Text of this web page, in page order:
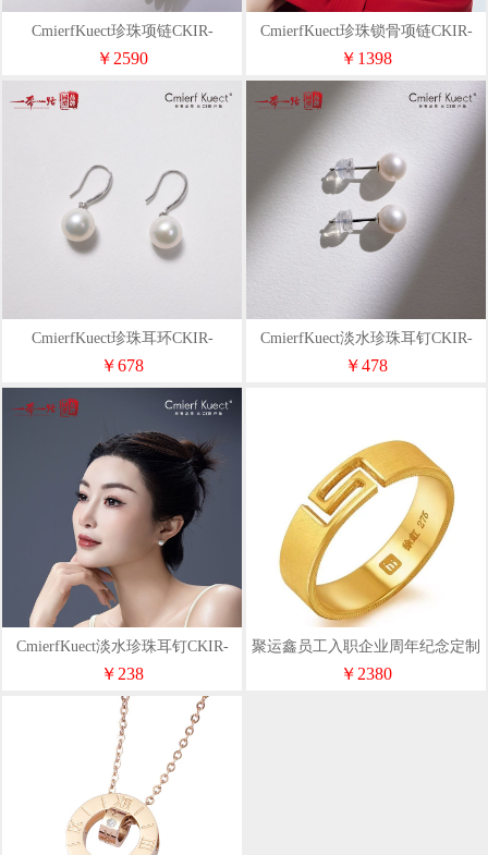
CmierfKuect珍珠项链CKIR-
Z92521
￥2590
CmierfKuect珍珠锁骨项链CKIR-
Z92523
￥1398
CmierfKuect珍珠耳环CKIR-
Z92513
￥678
CmierfKuect淡水珍珠耳钉CKIR-
Z92512
￥478
CmierfKuect淡水珍珠耳钉CKIR-
Z92511
￥238
聚运鑫员工入职企业周年纪念定制
黄金戒指
￥2380